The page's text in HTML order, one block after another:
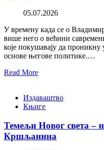
05.07.2026
У времену када се о
више него о већини
које покушавају да
основе његове политике.…
Read More
Издаваштво
Књиге
Темељи Новог света –
Кршљанина